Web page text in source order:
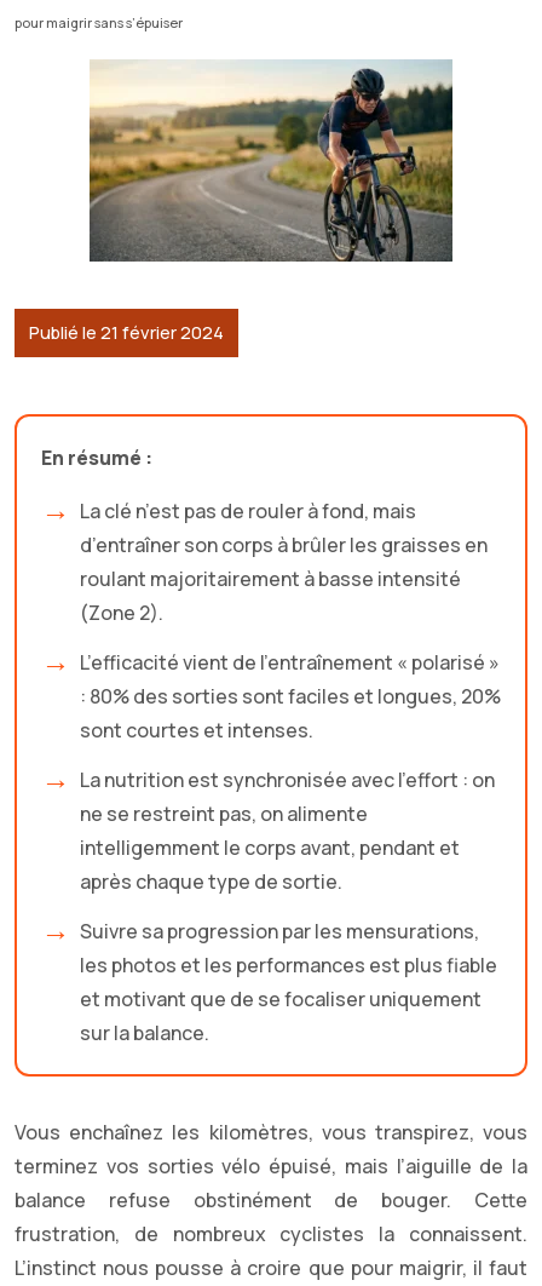
pour maigrir sans s’épuiser
Publié le 21 février 2024
En résumé :
La clé n’est pas de rouler à fond, mais
d’entraîner son corps à brûler les graisses en
roulant majoritairement à basse intensité
(Zone 2).
L’efficacité vient de l’entraînement « polarisé »
: 80% des sorties sont faciles et longues, 20%
sont courtes et intenses.
La nutrition est synchronisée avec l’effort : on
ne se restreint pas, on alimente
intelligemment le corps avant, pendant et
après chaque type de sortie.
Suivre sa progression par les mensurations,
les photos et les performances est plus fiable
et motivant que de se focaliser uniquement
sur la balance.
Vous enchaînez les kilomètres, vous transpirez, vous
terminez vos sorties vélo épuisé, mais l’aiguille de la
balance refuse obstinément de bouger. Cette
frustration, de nombreux cyclistes la connaissent.
L’instinct nous pousse à croire que pour maigrir, il faut